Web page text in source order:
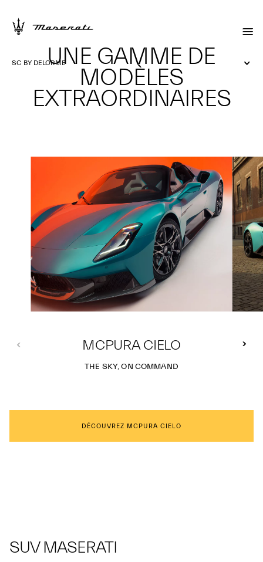
SC BY DELORMEUNE GAMME DE
MODÈLES
EXTRAORDINAIRES
MCPURA CIELO
THE SKY, ON COMMAND
DÉCOUVREZ MCPURA CIELO
SUV MASERATI